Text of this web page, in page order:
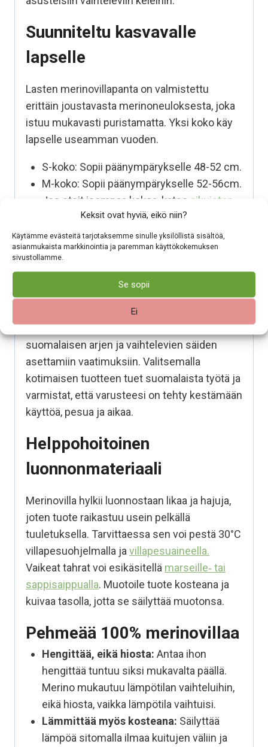
Keksit ovat hyviä, eikö niin?
Käytämme evästeitä tarjotaksemme sinulle yksilöllistä sisältöä,
asianmukaista markkinointia ja paremman käyttökokemuksen
sivustollamme.
Se sopii
Ei
Suunniteltu kasvavalle
lapselle
Lasten merinovillapanta on valmistettu
erittäin joustavasta merinoneuloksesta, joka
istuu mukavasti puristamatta. Yksi koko käy
lapselle useamman vuoden.
S-koko: Sopii päänympärykselle 48-52 cm.
M-koko: Sopii päänympärykselle 52-56cm.
Jos etsit isompaa kokoa, katso aikuisten
merinovillapannat täältä(56-62cm).
Kotimaista osaamista
pohjoisiin oloihin
suunniteltu ja valmistettu
Suomessa. Se on kehitetty vastaamaan
suomalaisen arjen ja vaihtelevien säiden
asettamiin vaatimuksiin. Valitsemalla
kotimaisen tuotteen tuet suomalaista työtä ja
varmistat, että varusteesi on tehty kestämään
käyttöä, pesua ja aikaa.
Helppohoitoinen
luonnonmateriaali
Merinovilla hylkii luonnostaan likaa ja hajuja,
joten tuote raikastuu usein pelkällä
tuuletuksella. Tarvittaessa sen voi pestä 30°C
villapesuohjelmalla ja villapesuaineella.
Vaikeat tahrat voi esikäsitellä marseille‑ tai
sappisaippualla. Muotoile tuote kosteana ja
kuivaa tasolla, jotta se säilyttää muotonsa.
Pehmeää 100% merinovillaa
Hengittää, eikä hiosta: Antaa ihon
hengittää tuntuu siksi mukavalta päällä.
Merino mukautuu lämpötilan vaihteluihin,
eikä hiosta, vaikka lämpötila vaihtuisi.
Lämmittää myös kosteana: Säilyttää
lämpöä sitomalla ilmaa kuitujen väliin ja